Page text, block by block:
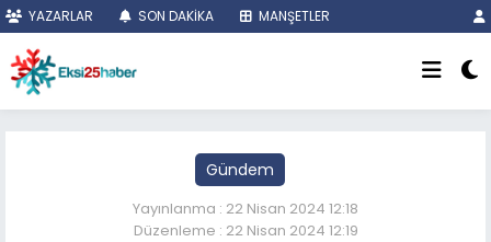
YAZARLAR SON DAKİKA MANŞETLER
Gündem
Yayınlanma : 22 Nisan 2024 12:18
Düzenleme : 22 Nisan 2024 12:19